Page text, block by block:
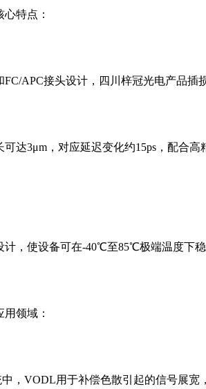
特点：
FC/APC接头设计，四川梓冠光电产品插
可达3μm，对应延迟变化约15ps，配合高
计，使设备可在-40℃至85℃极端温度下稳
领域：
， VODL用于补偿色散引起的信号展宽